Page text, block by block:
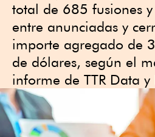
total de 685 fusiones
entre anunciadas y
importe agregado de
de dólares, según el
informe de TTR Data y